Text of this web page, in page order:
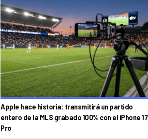
Apple hace historia: transmitirá un partido
entero de la MLS grabado 100% con el iPhone 17
Pro